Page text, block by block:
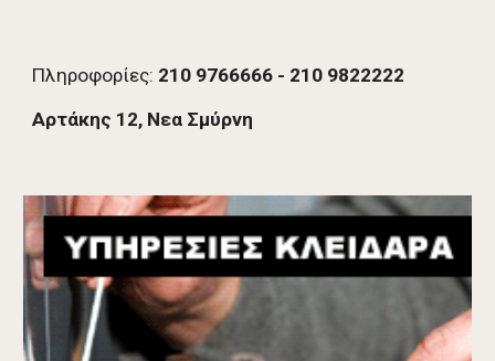
Πληροφορίες:
Αρτάκης 12, Nεα Σμύρνη